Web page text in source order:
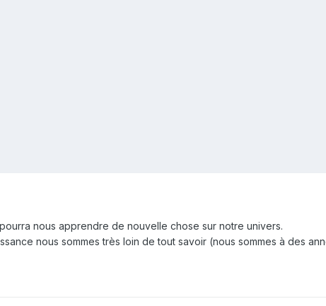
nous apprendre de nouvelle chose sur notre univers.
nous sommes très loin de tout savoir (nous sommes à des